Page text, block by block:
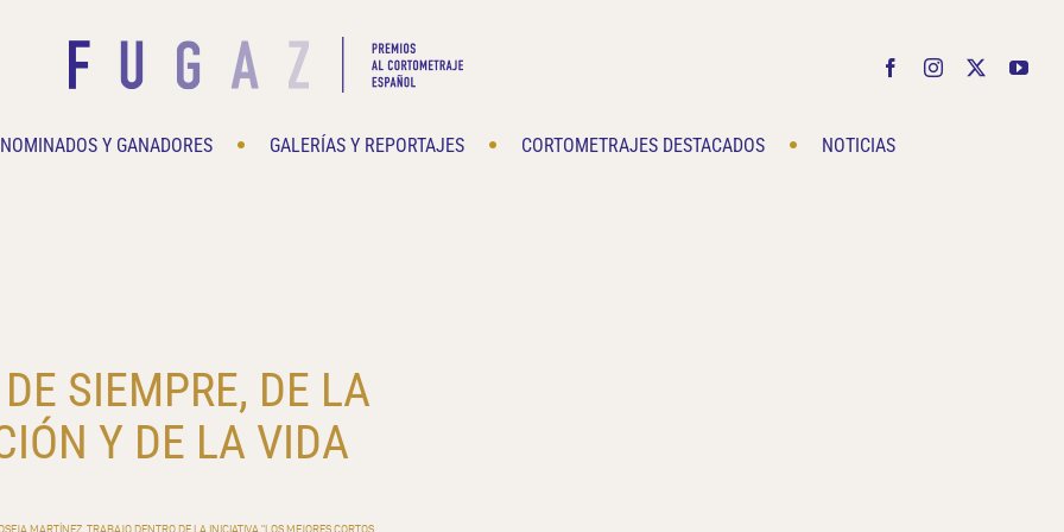
FacebookInstagram
NOMINADOS Y GANADORES GALERÍAS Y REPORTAJES CORTOMETRAJES DESTACADOS NOTICIAS
SIEMPRE, DE LA
Y DE LA VIDA
MARTÍNEZ. TRABAJO DENTRO DE LA INICIATIVA "LOS MEJORES CORTOS